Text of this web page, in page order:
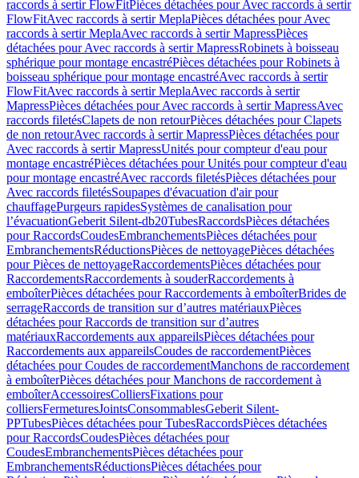
raccords à sertir FlowFitPièces détachées pour Avec raccords à sertir
FlowFitAvec raccords à sertir MeplaPièces détachées pour Avec
raccords à sertir MeplaAvec raccords à sertir MapressPièces
détachées pour Avec raccords à sertir MapressRobinets à boisseau
sphérique pour montage encastréPièces détachées pour Robinets à
boisseau sphérique pour montage encastréAvec raccords à sertir
FlowFitAvec raccords à sertir MeplaAvec raccords à sertir
MapressPièces détachées pour Avec raccords à sertir MapressAvec
raccords filetésClapets de non retourPièces détachées pour Clapets
de non retourAvec raccords à sertir MapressPièces détachées pour
Avec raccords à sertir MapressUnités pour compteur d'eau pour
montage encastréPièces détachées pour Unités pour compteur d'eau
pour montage encastréAvec raccords filetésPièces détachées pour
Avec raccords filetésSoupapes d'évacuation d'air pour
chauffagePurgeurs rapidesSystèmes de canalisation pour
l’évacuationGeberit Silent-db20TubesRaccordsPièces détachées
pour RaccordsCoudesEmbranchementsPièces détachées pour
EmbranchementsRéductionsPièces de nettoyagePièces détachées
pour Pièces de nettoyageRaccordementsPièces détachées pour
RaccordementsRaccordements à souderRaccordements à
emboîterPièces détachées pour Raccordements à emboîterBrides de
serrageRaccords de transition sur d’autres matériauxPièces
détachées pour Raccords de transition sur d’autres
matériauxRaccordements aux appareilsPièces détachées pour
Raccordements aux appareilsCoudes de raccordementPièces
détachées pour Coudes de raccordementManchons de raccordement
à emboîterPièces détachées pour Manchons de raccordement à
emboîterAccessoiresColliersFixations pour
colliersFermeturesJointsConsommablesGeberit Silent-
PPTubesPièces détachées pour TubesRaccordsPièces détachées
pour RaccordsCoudesPièces détachées pour
CoudesEmbranchementsPièces détachées pour
EmbranchementsRéductionsPièces détachées pour